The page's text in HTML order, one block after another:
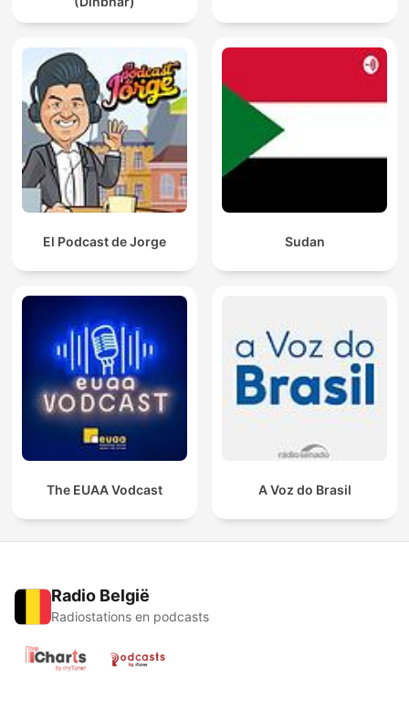
El Podcast de Jorge Sudan
The EUAA Vodcast A Voz do Brasil
Radio België
Radiostations en podcasts